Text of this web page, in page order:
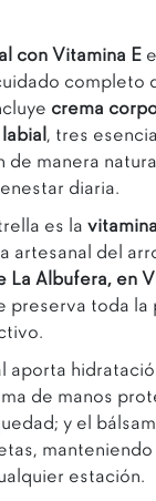
con Vitamina E
completo
crema
, tres
manera
diaria.
es la
artesanal del
La Albufera, en
preserva toda la
aporta
de manos
y el
estación.